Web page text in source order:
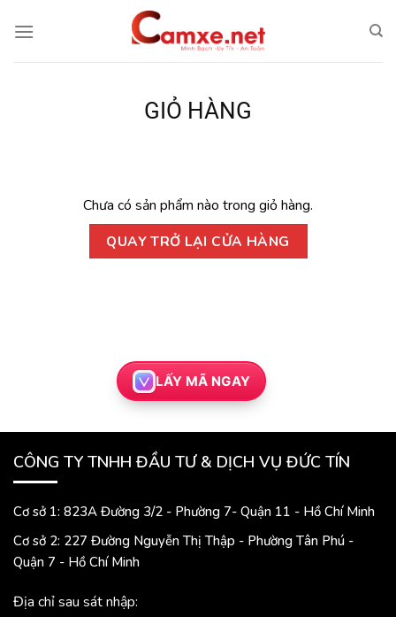
đến
GIỎ HÀNG
Chưa có sản phẩm nào trong giỏ hàng.
QUAY TRỞ LẠI CỬA HÀNG
LẤY MÃ NGAY
CÔNG TY TNHH ĐẦU TƯ & DỊCH VỤ ĐỨC TÍN
Cơ sở 1: 823A Đường 3/2 - Phường 7- Quận 11 - Hồ Chí Minh
Cơ sở 2: 227 Đường Nguyễn Thị Thập - Phường Tân Phú -
Quận 7 - Hồ Chí Minh
Địa chỉ sau sát nhập: